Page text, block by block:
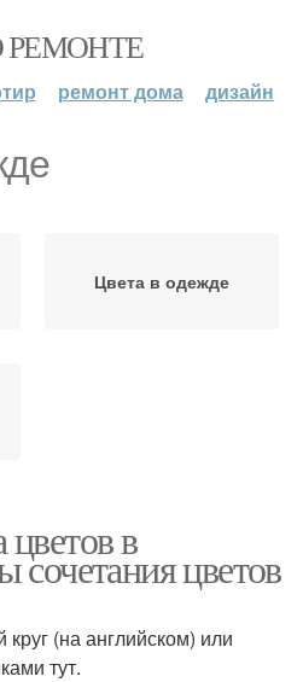
РЕМОНТЕ
ремонт дома дизайн
Цвета в одежде
в
сочетания цветов
(на английском) или
тут.